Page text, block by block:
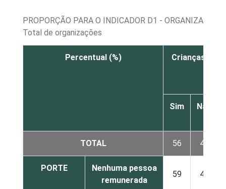
PROPORÇÃO PARA O INDICADOR D1 -
Total de organizações
Percentual (%) Crianças,
Sim
Não
TOTAL 56 44
PORTE
Nenhuma pessoa
remunerada
59 41